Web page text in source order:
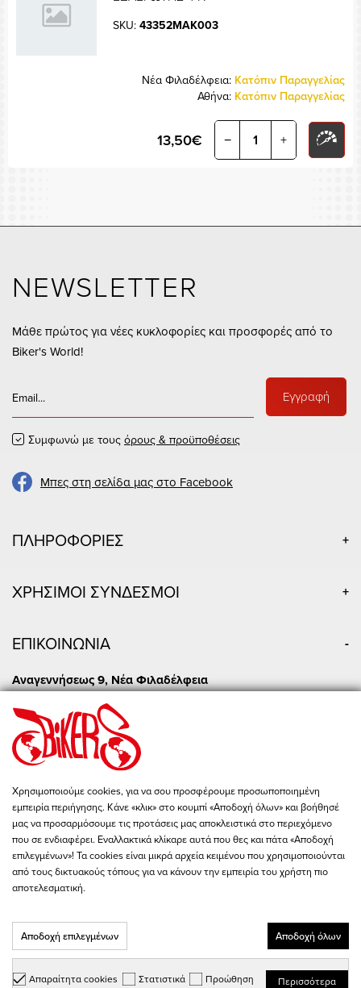
SKU: 43352MAK003
Νέα Φιλαδέλφεια: Κατόπιν Παραγγελίας
Αθήνα: Κατόπιν Παραγγελίας
13,50€ − +
NEWSLETTER
Μάθε πρώτος για νέες κυκλοφορίες και προσφορές από το
Biker's World!
Εγγραφή
Συμφωνώ με τους όρους & προϋποθέσεις
Μπες στη σελίδα μας στο Facebook
ΠΛΗΡΟΦΟΡΙΕΣ
ΧΡΗΣΙΜΟΙ ΣΥΝΔΕΣΜΟΙ
ΕΠΙΚΟΙΝΩΝΙΑ
Αναγεννήσεως 9, Νέα Φιλαδέλφεια
+30 210 277 2422
Δευ - Τετ: 09:00 - 19:00
Τρι - Πεμ - Παρ: 09:00 - 20:00
Σαβ: 10:00 - 15:00
+30 210 342 4454
Δευ - Παρ: 09:00 - 19:00
Σαβ: 10:00 - 15:00
store@bikers-world.gr
ΑΦΜ: 802835511
Copyright © 2026 - BIKER'S WORLD - All Rights Reserved
Χρησιμοποιούμε cookies, για να σου προσφέρουμε προσωποποιημένη
εμπειρία περιήγησης. Κάνε «κλικ» στο κουμπί «Αποδοχή όλων» και βοήθησέ
μας να προσαρμόσουμε τις προτάσεις μας αποκλειστικά στο περιεχόμενο
που σε ενδιαφέρει. Εναλλακτικά κλίκαρε αυτά που θες και πάτα «Αποδοχή
επιλεγμένων»! Τα cookies είναι μικρά αρχεία κειμένου που χρησιμοποιούνται
από τους δικτυακούς τόπους για να κάνουν την εμπειρία του χρήστη πιο
αποτελεσματική.
Αποδοχή επιλεγμένων Αποδοχή όλων
Απαραίτητα cookies Στατιστικά Προώθηση Περισσότερα